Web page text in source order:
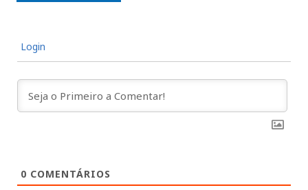
Login
0 COMENTÁRIOS